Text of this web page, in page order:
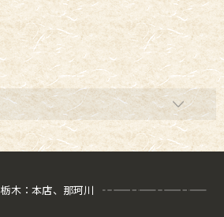
栃木：本店、那珂川